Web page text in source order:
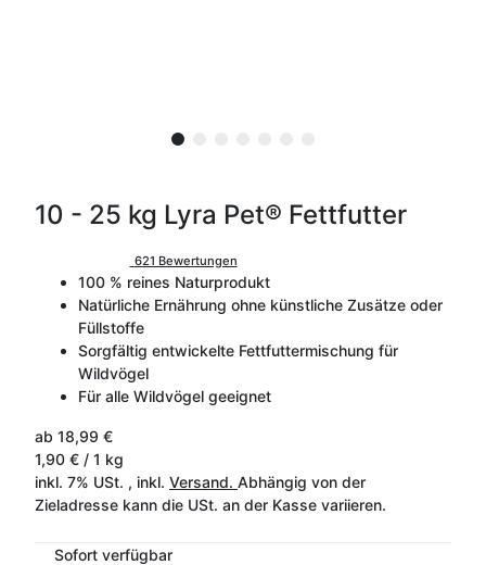
10 - 25 kg Lyra Pet® Fettfutter
621 Bewertungen
100 % reines Naturprodukt
Natürliche Ernährung ohne künstliche Zusätze oder
Füllstoffe
Sorgfältig entwickelte Fettfuttermischung für
Wildvögel
Für alle Wildvögel geeignet
ab 18,99 €
1,90 € / 1 kg
inkl. 7% USt. , inkl. Versand. Abhängig von der
Zieladresse kann die USt. an der Kasse variieren.
Sofort verfügbar